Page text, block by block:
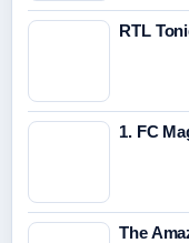
RTL
1. FC
The